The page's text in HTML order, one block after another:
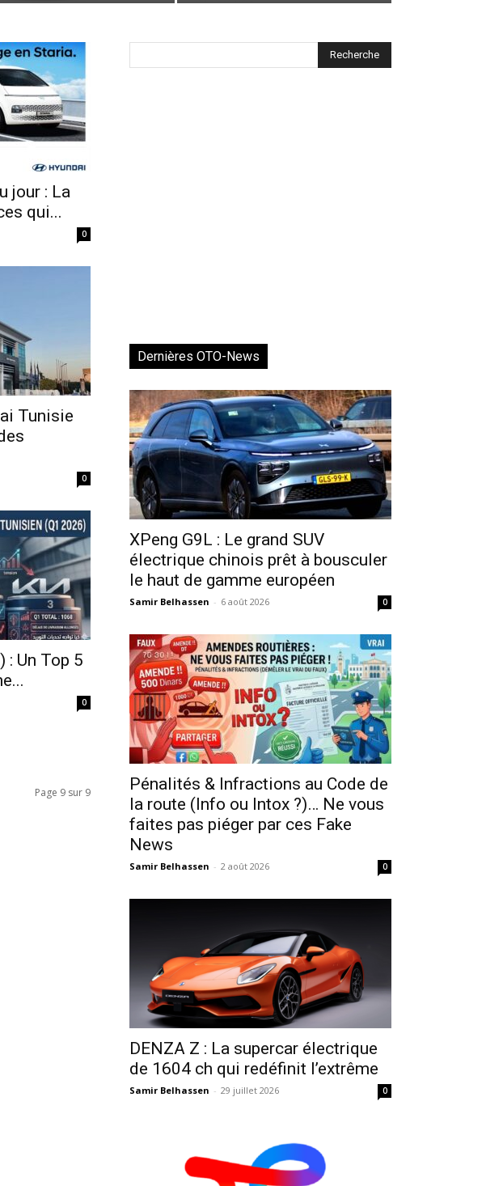
jour : La
qui...
0
Tunisie
0
Un Top 5
0
Page 9 sur 9
Dernières OTO-News
XPeng G9L : Le grand SUV
électrique chinois prêt à bousculer
le haut de gamme européen
Samir Belhassen - 6 août 2026 0
Pénalités & Infractions au Code de
la route (Info ou Intox ?)… Ne vous
faites pas piéger par ces Fake
News
Samir Belhassen - 2 août 2026 0
DENZA Z : La supercar électrique
de 1604 ch qui redéfinit l’extrême
Samir Belhassen - 29 juillet 2026 0